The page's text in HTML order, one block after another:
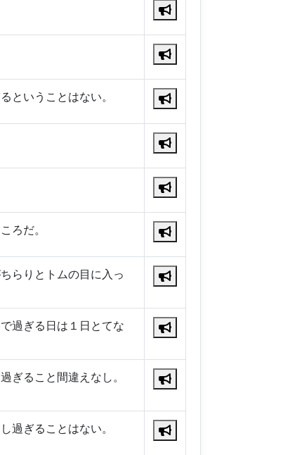
ということはない。
ろだ。
らりとトムの目に入っ
過ぎる日は１日とてな
ぎること間違えなし。
過ぎることはない。